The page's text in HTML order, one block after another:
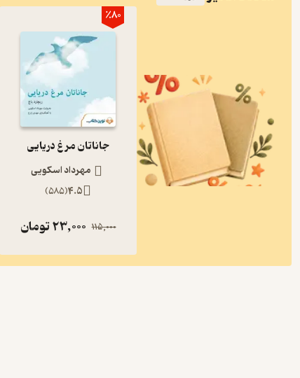
٪80
جاناتان مرغ دریایی
مهرداد اسکویی
4.5
(
585
)
115,000
23,000تومان